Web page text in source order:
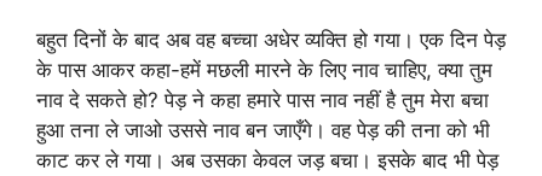
बहुत दिनों के बाद अब वह बच्चा अधेर व्यक्ति हो गया। एक दिन पेड़
के पास आकर कहा-हमें मछली मारने के लिए नाव चाहिए, क्या तुम
नाव दे सकते हो? पेड़ ने कहा हमारे पास नाव नहीं है तुम मेरा बचा
हुआ तना ले जाओ उससे नाव बन जाएँगे। वह पेड़ की तना को भी
काट कर ले गया। अब उसका केवल जड़ बचा। इसके बाद भी पेड़